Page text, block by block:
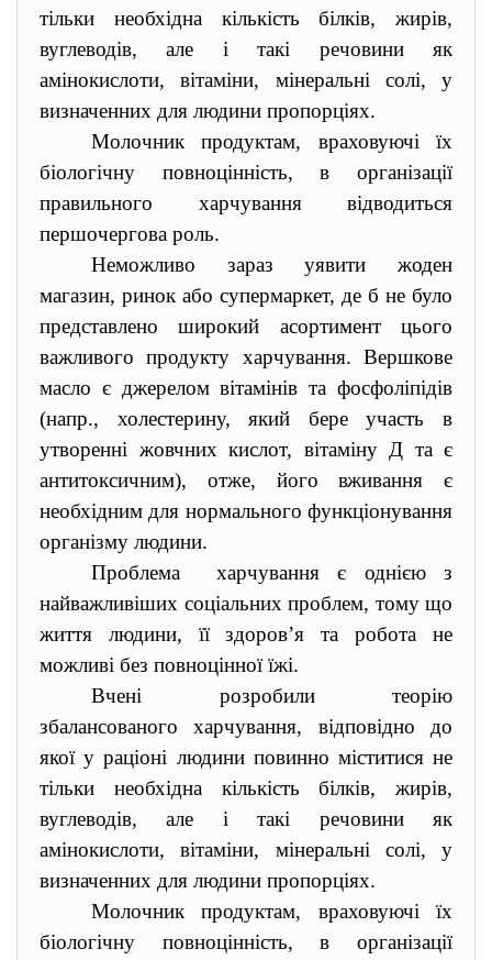
тільки необхідна кількість білків, жирів,
вуглеводів, але і такі речовини як
амінокислоти, вітаміни, мінеральні солі, у
визначенних для людини пропорціях.
Молочник продуктам, враховуючі їх
біологічну повноцінність, в організації
правильного харчування відводиться
першочергова роль.
Неможливо зараз уявити жоден
магазин, ринок або супермаркет, де б не було
представлено широкий асортимент цього
важливого продукту харчування. Вершкове
масло є джерелом вітамінів та фосфоліпідів
(напр., холестерину, який бере участь в
утворенні жовчних кислот, вітаміну Д та є
антитоксичним), отже, його вживання є
необхідним для нормального функціонування
організму людини.
Проблема харчування є однією з
найважливіших соціальних проблем, тому що
життя людини, її здоров’я та робота не
можливі без повноцінної їжі.
Вчені розробили теорію
збалансованого харчування, відповідно до
якої у раціоні людини повинно міститися не
тільки необхідна кількість білків, жирів,
вуглеводів, але і такі речовини як
амінокислоти, вітаміни, мінеральні солі, у
визначенних для людини пропорціях.
Молочник продуктам, враховуючі їх
біологічну повноцінність, в організації